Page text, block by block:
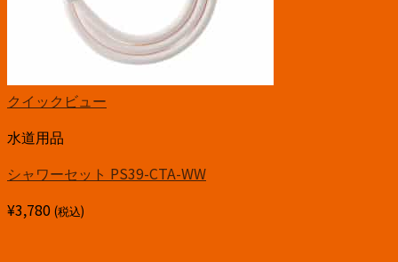
クイックビュー
水道用品
シャワーセット PS39-CTA-WW
¥3,780 (税込)